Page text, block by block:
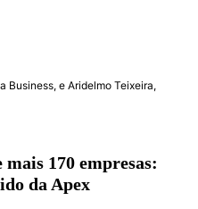
Business, e Aridelmo Teixeira,
mais 170 empresas:
da Apex